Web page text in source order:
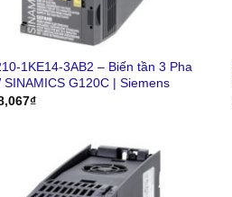
1KE14-3AB2 – Biến tần 3 Pha
SINAMICS G120C | Siemens
₫